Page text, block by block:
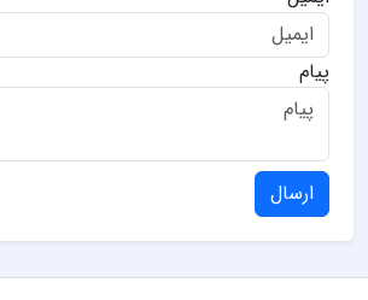
پیام
ارسال